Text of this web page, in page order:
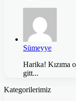
Sümeyye
Harika! Kızıma
gitt...
Kategorilerimiz